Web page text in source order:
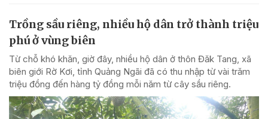
Trồng sầu riêng, nhiều hộ dân trở thành triệu
phú ở vùng biên
Từ chỗ khó khăn, giờ đây, nhiều hộ dân ở thôn Đăk Tang, xã
biên giới Rờ Kơi, tỉnh Quảng Ngãi đã có thu nhập từ vài trăm
triệu đồng đến hàng tỷ đồng mỗi năm từ cây sầu riêng.